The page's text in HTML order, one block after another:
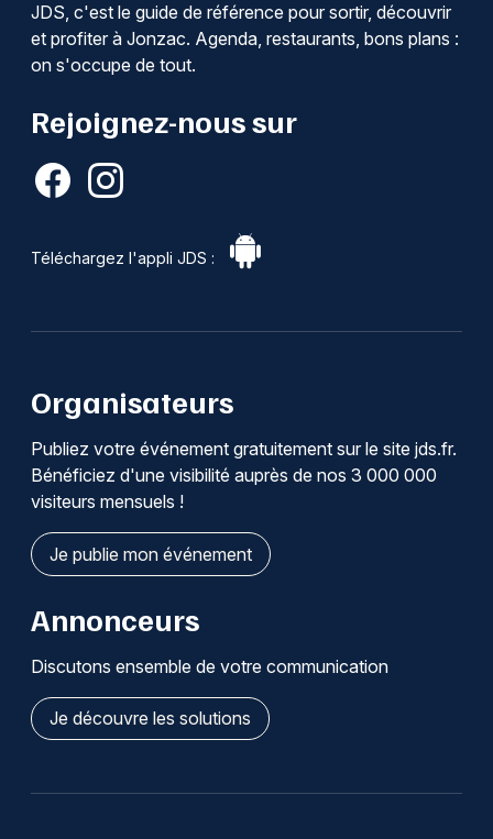
JDS, c'est le guide de référence pour sortir, découvrir
et profiter à Jonzac. Agenda, restaurants, bons plans :
on s'occupe de tout.
Rejoignez-nous sur
Téléchargez l'appli JDS :
Organisateurs
Publiez votre événement gratuitement sur le site jds.fr.
Bénéficiez d'une visibilité auprès de nos 3 000 000
visiteurs mensuels !
Je publie mon événement
Annonceurs
Discutons ensemble de votre communication
Je découvre les solutions